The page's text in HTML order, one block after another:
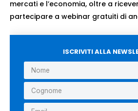
mercati e l’economia, oltre a
partecipare a webinar gratuiti di
ISCRIVITI ALLA